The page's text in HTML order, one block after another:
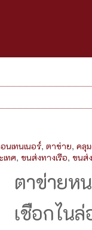
เทนเนอร์, ตาข่าย, คลุ
ทศ, ขนส่งทางเรือ, ขนส่ง
ตาข่ายห
เชือกไน